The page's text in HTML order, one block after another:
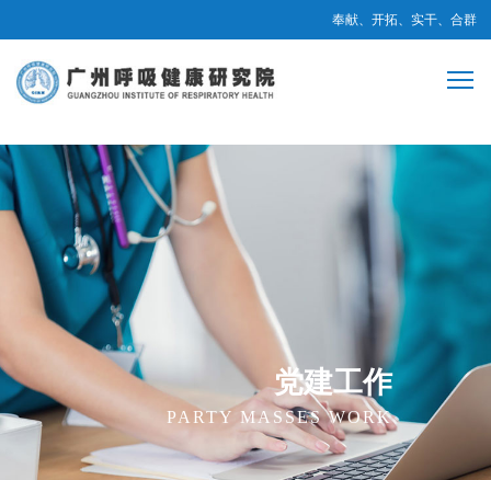
奉献、开拓、实干、合群
党建工作
PARTY MASSES WORK